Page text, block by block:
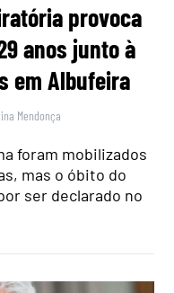
provoca
anos junto à
em Albufeira
Mendonça
foram mobilizados
mas o óbito do
ser declarado no